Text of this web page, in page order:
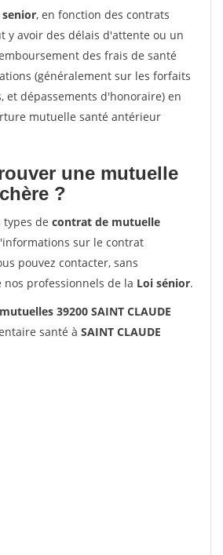
, en fonction des contrats
y avoir des délais d'attente ou un
des frais de santé
(généralement sur les forfaits
et dépassements d'honoraire) en
mutuelle santé antérieur
une mutuelle
?
de contrat de mutuelle
sur le contrat
pouvez contacter, sans
nos professionnels de la Loi sénior.
39200 SAINT CLAUDE
santé à SAINT CLAUDE